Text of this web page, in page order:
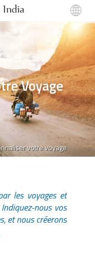
India
votre voyage
Voyage
les voyages et
nous vos
et nous créerons